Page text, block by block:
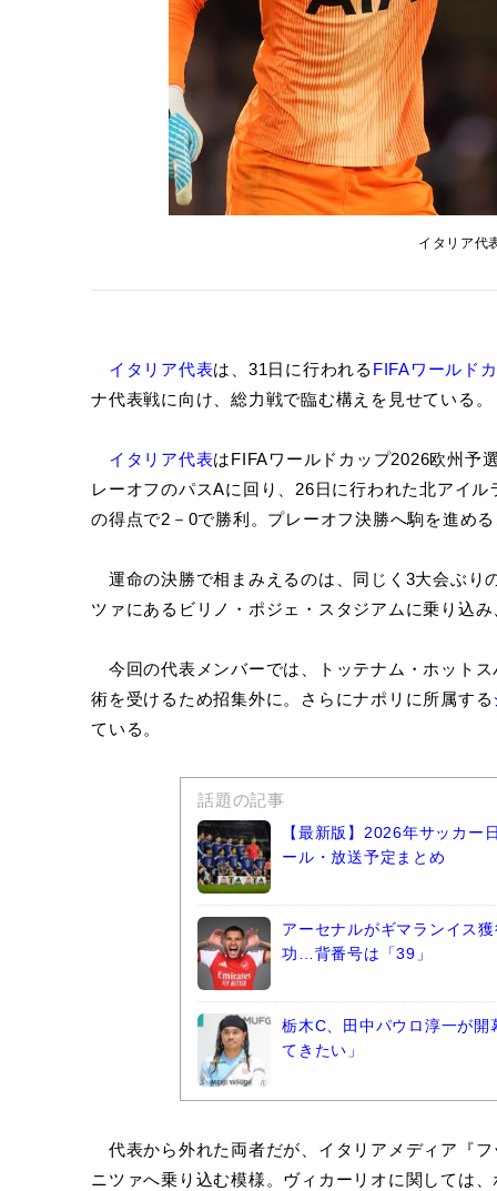
イタリア代
イタリア代表は、31日に行われる FIFAワールド
ナ代表戦に向け、総力戦で臨む構えを見せている。
イタリア代表はFIFAワールドカップ2026欧州予
レーオフのパスAに回り、26日に行われた北アイ
の得点で2－0で勝利。プレーオフ決勝へ駒を進め
運命の決勝で相まみえるのは、同じく3大会ぶり
ツァにあるビリノ・ポジェ・スタジアムに乗り込
今回の代表メンバーでは、トッテナム・ホット
術を受けるため招集外に。さらにナポリに所属する
ている。
話題の記事
【最新版】2026年サッカー
ール・放送予定まとめ
アーセナルがギマランイス
功…背番号は「39」
栃木C、田中パウロ淳一が
てきたい」
代表から外れた両者だが、イタリアメディア『
ニツァへ乗り込む模様。ヴィカーリオに関しては